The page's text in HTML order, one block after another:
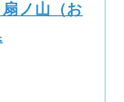
ノ山（お